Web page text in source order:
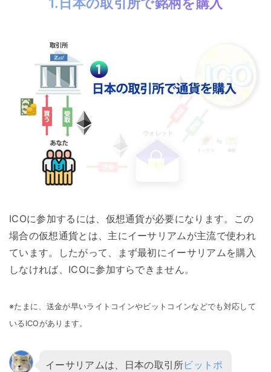
ICOに参加するには、仮想通貨が必要になります。この
場合の仮想通貨とは、主にイーサリアムが主流で使われ
ています。したがって、まず最初にイーサリアムを購入
しなければ、ICOに参加すらできません。
※たまに、送金が早いライトコインやビットコインなどでも対応して
いるICOがあります。
イーサリアムは、日本の取引所ビットポ